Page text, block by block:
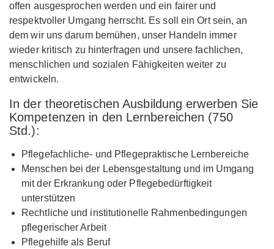
offen ausgesprochen werden und ein fairer und
respektvoller Umgang herrscht. Es soll ein Ort sein, an
dem wir uns darum bemühen, unser Handeln immer
wieder kritisch zu hinterfragen und unsere fachlichen,
menschlichen und sozialen Fähigkeiten weiter zu
entwickeln.
In der theoretischen Ausbildung erwerben Sie
Kompetenzen in den Lernbereichen (750
Std.):
Pflegefachliche- und Pflegepraktische Lernbereiche
Menschen bei der Lebensgestaltung und im Umgang
mit der Erkrankung oder Pflegebedürftigkeit
unterstützen
Rechtliche und institutionelle Rahmenbedingungen
pflegerischer Arbeit
Pflegehilfe als Beruf